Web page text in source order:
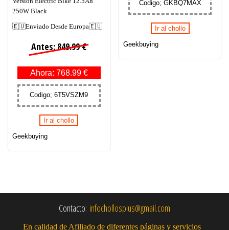
250W Black
🇪🇺Enviado Desde Europa🇪🇺
Antes: 849.99 €
Ahora: 768.99 €
Codigo; 6T5VSZM9
Ir al chollo
Geekbuying
Codigo; GKBQ7MAX
Ir al chollo
Geekbuying
Contacto: infochollosplus@gmail.com
En calidad de Afiliado de diferentes páginas y servicios